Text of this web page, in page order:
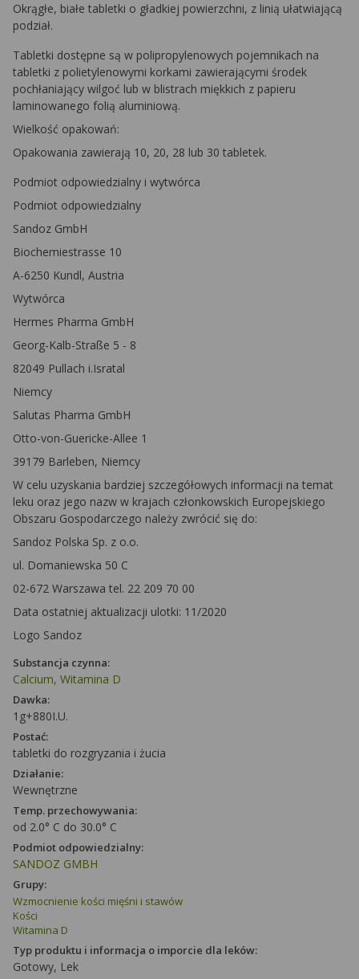
Okrągłe, białe tabletki o gładkiej powierzchni, z linią ułatwiającą
podział.
Tabletki dostępne są w polipropylenowych pojemnikach na
tabletki z polietylenowymi korkami zawierającymi środek
pochłaniający wilgoć lub w blistrach miękkich z papieru
laminowanego folią aluminiową.
Wielkość opakowań:
Opakowania zawierają 10, 20, 28 lub 30 tabletek.
Podmiot odpowiedzialny i wytwórca
Podmiot odpowiedzialny
Sandoz GmbH
Biochemiestrasse 10
A-6250 Kundl, Austria
Wytwórca
Hermes Pharma GmbH
Georg-Kalb-Straße 5 - 8
82049 Pullach i.Isratal
Niemcy
Salutas Pharma GmbH
Otto-von-Guericke-Allee 1
39179 Barleben, Niemcy
W celu uzyskania bardziej szczegółowych informacji na temat
leku oraz jego nazw w krajach członkowskich Europejskiego
Obszaru Gospodarczego należy zwrócić się do:
Sandoz Polska Sp. z o.o.
ul. Domaniewska 50 C
02-672 Warszawa tel. 22 209 70 00
Data ostatniej aktualizacji ulotki: 11/2020
Logo Sandoz
Substancja czynna:
Calcium, Witamina D
Dawka:
1g+880I.U.
Postać:
tabletki do rozgryzania i żucia
Działanie:
Wewnętrzne
Temp. przechowywania:
od 2.0° C do 30.0° C
Podmiot odpowiedzialny:
SANDOZ GMBH
Grupy:
Wzmocnienie kości mięśni i stawów
Kości
Witamina D
Typ produktu i informacja o imporcie dla leków:
Gotowy, Lek